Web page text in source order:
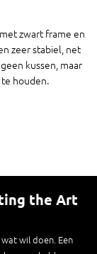
zwart frame en
zeer stabiel, net
kussen, maar
houden.
the Art
wil doen. Een